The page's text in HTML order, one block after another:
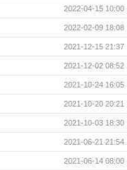
2022-04-15 10:00
2022-02-09 18:08
2021-12-15 21:37
2021-12-02 08:52
2021-10-24 16:05
2021-10-20 20:21
2021-10-03 18:30
2021-06-21 21:54
2021-06-14 08:00